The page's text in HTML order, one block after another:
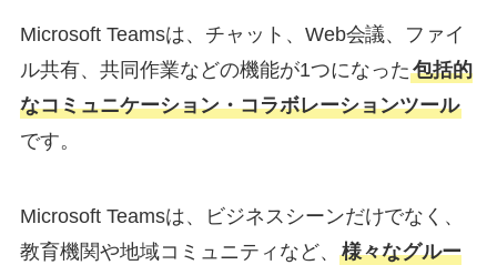
Microsoft Teamsは、チャット、Web会議、ファイ
ル共有、共同作業などの機能が1つになった包括的
なコミュニケーション・コラボレーションツール
です。
Microsoft Teamsは、ビジネスシーンだけでなく、
教育機関や地域コミュニティなど、 様々なグルー